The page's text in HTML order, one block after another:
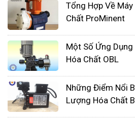
Xử lý hóa chất:Trong các
bơm định lượng hoá chất
dụng để đưa các hoá chất xử
xử lý chất thải hoặc tạo ra sản
Tổng Hợp Về
Chất ProMinent
Một Số Ứng
Hóa Chất OBL
Những Điểm Nổi
Lượng Hóa Chất